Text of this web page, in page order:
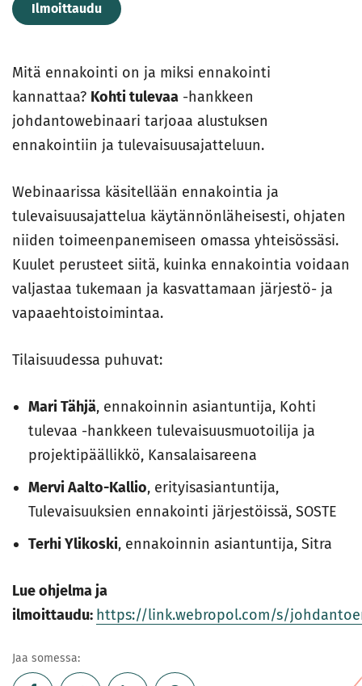
Ilmoittaudu
Mitä ennakointi on ja miksi ennakointi
kannattaa? Kohti tulevaa -hankkeen
johdantowebinaari tarjoaa alustuksen
ennakointiin ja tulevaisuusajatteluun.
Webinaarissa käsitellään ennakointia ja
tulevaisuusajattelua käytännönläheisesti, ohjaten
niiden toimeenpanemiseen omassa yhteisössäsi.
Kuulet perusteet siitä, kuinka ennakointia voidaan
valjastaa tukemaan ja kasvattamaan järjestö- ja
vapaaehtoistoimintaa.
Tilaisuudessa puhuvat:
Mari Tähjä, ennakoinnin asiantuntija, Kohti
tulevaa -hankkeen tulevaisuusmuotoilija ja
projektipäällikkö, Kansalaisareena
Mervi Aalto-Kallio, erityisasiantuntija,
Tulevaisuuksien ennakointi järjestöissä, SOSTE
Terhi Ylikoski, ennakoinnin asiantuntija, Sitra
Lue ohjelma ja
ilmoittaudu: https://link.webropol.com/s/
Jaa somessa: